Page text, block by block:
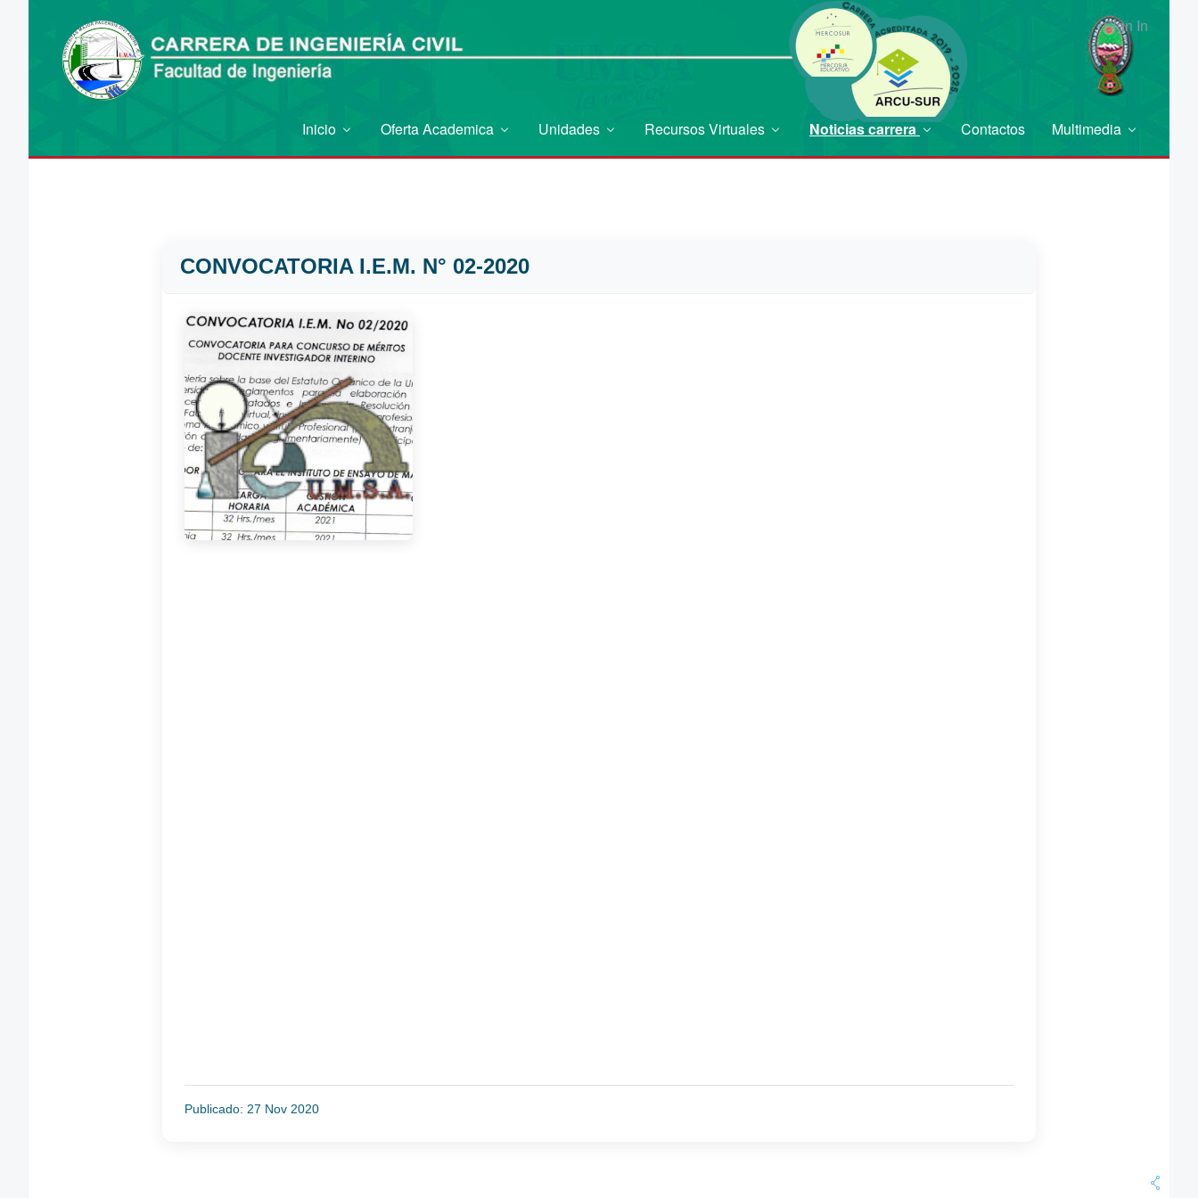
Sign In
Inicio Oferta Academica Unidades Recursos Virtuales Noticias carrera Contactos Multimedia
CONVOCATORIA I.E.M. N° 02-2020
Publicado: 27 Nov 2020